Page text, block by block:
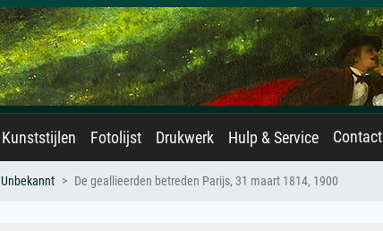
Kunststijlen Fotolijst Drukwerk Hulp & Service Contact
Unbekannt De geallieerden betreden Parijs, 31 maart 1814, 1900